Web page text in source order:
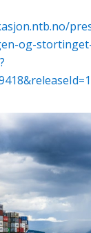
og-